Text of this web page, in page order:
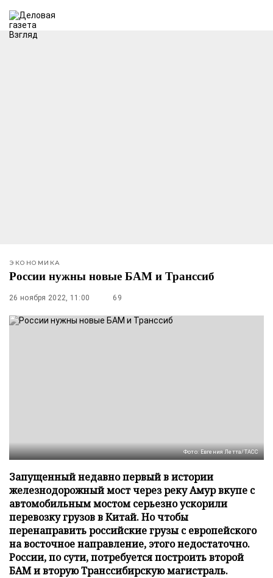
ЭКОНОМИКА
России нужны новые БАМ и Транссиб
26 ноября 2022, 11:00 69
Фото: Евгения Летта/ТАСС
Запущенный недавно первый в истории
железнодорожный мост через реку Амур вкупе с
автомобильным мостом серьезно ускорили
перевозку грузов в Китай. Но чтобы
перенаправить российские грузы с европейского
на восточное направление, этого недостаточно.
России, по сути, потребуется построить второй
БАМ и вторую Транссибирскую магистраль.